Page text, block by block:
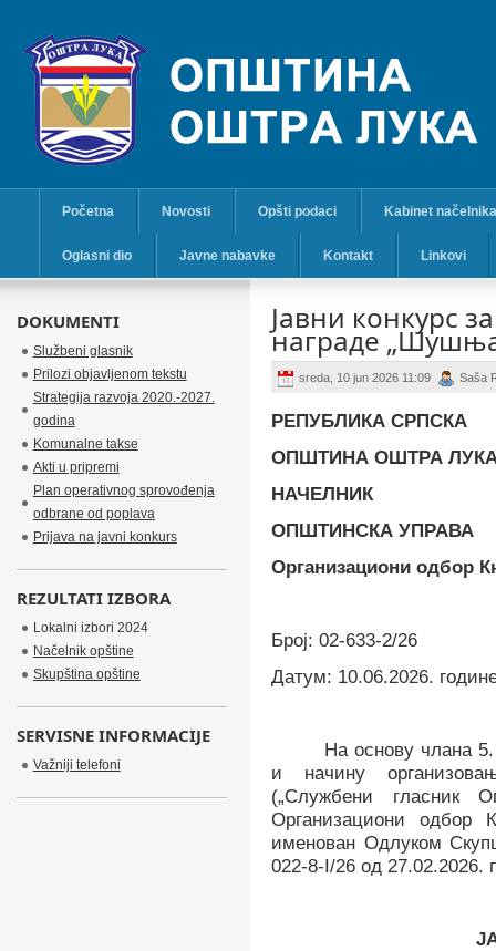
Početna Novosti Opšti podaci Kabinet načelnika
Oglasni dio Javne nabavke Kontakt Linkovi
Јавни конкурс
наградe
sreda, 10 jun 2026 11:09 Saša
РЕПУБЛИКА СРПСКА
ОПШТИНА ОШТРА
НАЧЕЛНИК
OПШТИНСКА УПРАВА
Организациони одбор
Број: 02-633-2/26
Датум: 10.06.2026.
На основу члана 5.
и начину
(„Службени гласник
Организациони одбор
именован Одлуком
022-8-I/26од 27.02.2026.
DOKUMENTI
Službeni glasnik
Prilozi objavljenom tekstu
Strategija razvoja 2020.-2027.
godina
Komunalne takse
Akti u pripremi
Plan operativnog sprovođenja
odbrane od poplava
Prijava na javni konkurs
REZULTATI IZBORA
Lokalni izbori 2024
Načelnik opštine
Skupština opštine
SERVISNE INFORMACIJE
Važniji telefoni